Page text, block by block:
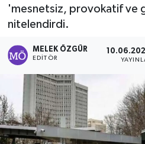
'mesnetsiz, provokatif ve
nitelendirdi.
MELEK ÖZGÜR
EDITÖR
Tarih - Kültür - Sanat -
Yaşam